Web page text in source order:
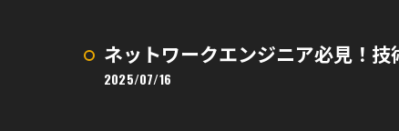
ネットワークエンジニア必見！
2025/07/16